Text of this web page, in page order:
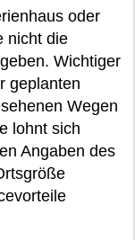
oder
nicht die
Wichtiger
geplanten
Wegen
lohnt sich
Angaben des